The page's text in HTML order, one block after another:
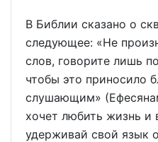
В Библии сказано о
следующее: «Не
слов, говорите лишь
чтобы это приносило
слушающим»
хочет любить жизнь и
удерживай свой язык